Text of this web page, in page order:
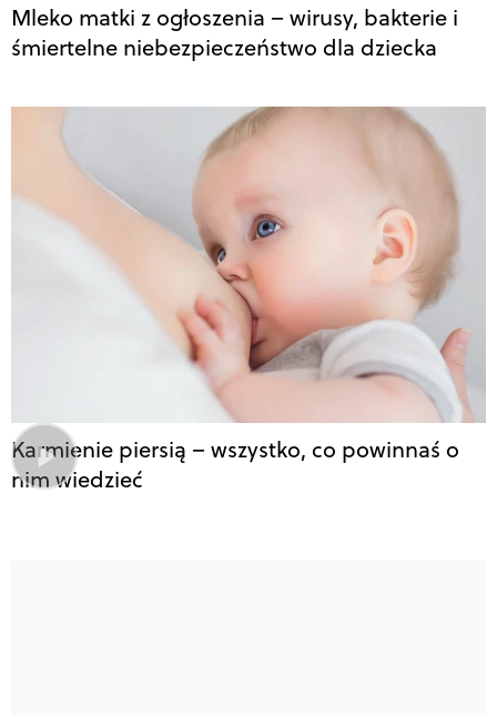
Mleko matki z ogłoszenia – wirusy, bakterie i
śmiertelne niebezpieczeństwo dla dziecka
Karmienie piersią – wszystko, co powinnaś o
nim wiedzieć